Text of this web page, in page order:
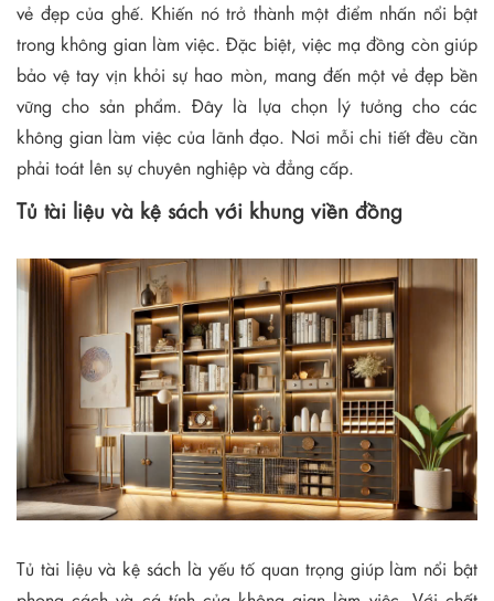
vẻ đẹp của ghế. Khiến nó trở thành một điểm nhấn nổi bật
trong không gian làm việc. Đặc biệt, việc mạ đồng còn giúp
bảo vệ tay vịn khỏi sự hao mòn, mang đến một vẻ đẹp bền
vững cho sản phẩm. Đây là lựa chọn lý tưởng cho các
không gian làm việc của lãnh đạo. Nơi mỗi chi tiết đều cần
phải toát lên sự chuyên nghiệp và đẳng cấp.
Tủ tài liệu và kệ sách với khung viền đồng
Tủ tài liệu và kệ sách là yếu tố quan trọng giúp làm nổi bật